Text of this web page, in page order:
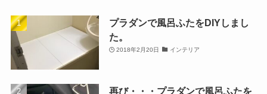
プラダンで風呂ふたをDIYしまし
た。
2018年2月20日 インテリア
再び・・・プラダンで風呂ふたを